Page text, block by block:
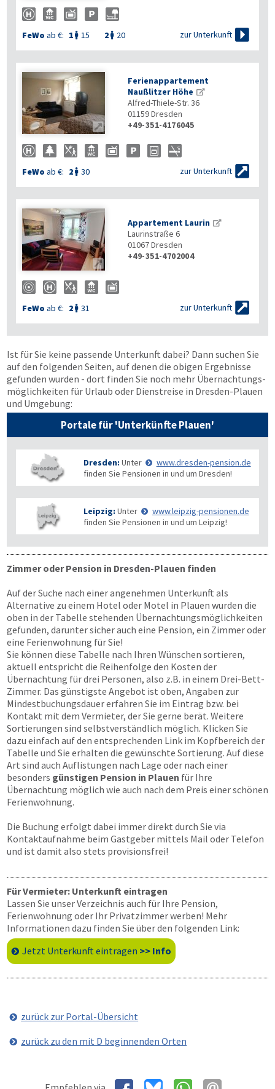
FeWo ab €: 1  15 2  20 zur Unterkunft 

Ferienappartement
Naußlitzer Höhe
Alfred-Thiele-Str. 36
01159Dresden
+49-351-4176045
FeWo ab €: 2  30 zur Unterkunft 

Appartement Laurin
Laurinstraße 6
01067Dresden
+49-351-4702004
FeWo ab €: 2  31 zur Unterkunft 
Ist für Sie keine passende Unterkunft dabei? Dann suchen Sie
auf den folgenden Seiten, auf denen die obigen Ergebnisse
gefunden wurden - dort finden Sie noch mehr Übernachtungs­
möglichkeiten für Urlaub oder Dienstreise in Dresden-Plauen
und Umgebung:
Portale für 'Unterkünfte Plauen'
Dresden: Unter
www.dresden-pension.de
finden Sie Pensionen in und um Dresden!
Leipzig: Unter
www.leipzig-pensionen.de
finden Sie Pensionen in und um Leipzig!
Zimmer oder Pension in Dresden-Plauen finden
Auf der Suche nach einer angenehmen Unterkunft als
Alternative zu einem Hotel oder Motel in Plauen wurden die
oben in der Tabelle stehenden Übernachtungs­möglichkeiten
gefunden, darunter sicher auch eine Pension, ein Zimmer oder
eine Ferienwohnung für Sie!
Sie können diese Tabelle nach Ihren Wünschen sortieren,
aktuell entspricht die Reihenfolge den Kosten der
Übernachtung für drei Personen, also z.B. in einem Drei-Bett-
Zimmer. Das günstigste Angebot ist oben, Angaben zur
Mindestbuchungsdauer erfahren Sie im Eintrag bzw. bei
Kontakt mit dem Vermieter, der Sie gerne berät. Weitere
Sortierungen sind selbstverständlich möglich. Klicken Sie
dazu einfach auf den entsprechenden Link im Kopfbereich der
Tabelle und Sie erhalten die gewünschte Sortierung. Auf diese
Art sind auch Auflistungen nach Lage oder nach einer
besonders günstigen Pension in Plauen für Ihre
Übernachtung möglich wie auch nach dem Preis einer schönen
Ferienwohnung.
Die Buchung erfolgt dabei immer direkt durch Sie via
Kontaktaufnahme beim Gastgeber mittels Mail oder Telefon
und ist damit also stets provisionsfrei!
Für Vermieter: Unterkunft eintragen
Lassen Sie unser Verzeichnis auch für Ihre Pension,
Ferienwohnung oder Ihr Privatzimmer werben! Mehr
Informationen dazu finden Sie über den folgenden Link:
Jetzt Unterkunft eintragen >> Info
zurück zur Portal-Übersicht
zurück zu den mit D beginnenden Orten